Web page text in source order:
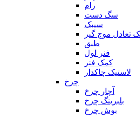
رام
سگ دست
سیبک
تعادل موج گیر
طبق
فنر لول
کمک فنر
لاستیک چاکدار
چرخ
آچار چرخ
بلبرینگ چرخ
بوش چرخ